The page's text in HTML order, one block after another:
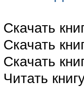
Скачать
Скачать
Скачать
Читать